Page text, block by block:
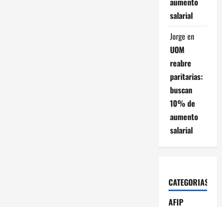
salarial
Jorge en
UOM
reabre
paritarias:
buscan
10% de
aumento
salarial
CATEGORIAS
AFIP